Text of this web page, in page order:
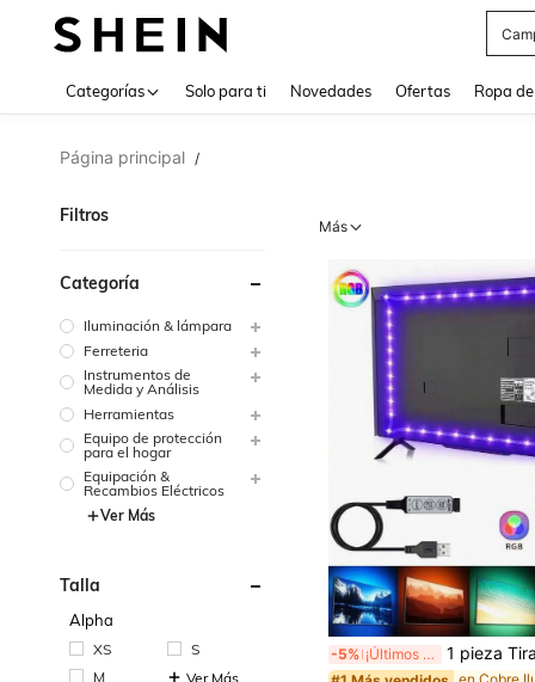
Categorías Solo para ti Novedades Ofertas Ropa
Página principal /
Filtros
Categoría
Iluminación & lámpara
Ferreteria
Instrumentos de
Medida y Análisis
Herramientas
Equipo de protección
para el hogar
Equipación &
Recambios Eléctricos
Ver Más
Talla
Alpha
XS
S
M
Ver Más
Más
-5% ¡Últimos 3 días 1 pieza Tira de luz LED RGB, alimentada por USB 5V, controlador de 3 teclas, adecuada para decoración